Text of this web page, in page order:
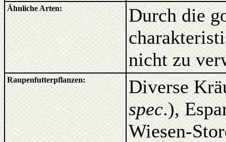
Ähnliche Arten:
Durch die
nicht zu
Raupenfutterpflanzen:
Diverse
spec.),
Wiesen-